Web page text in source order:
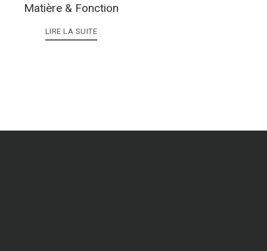
Matière & Fonction
LIRE LA SUITE